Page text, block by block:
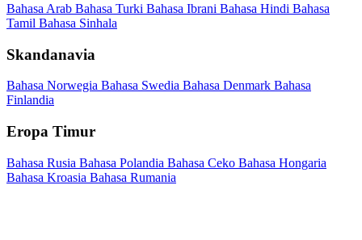
Bahasa Arab Bahasa Turki Bahasa Ibrani Bahasa Hindi Bahasa
Tamil Bahasa Sinhala
Skandanavia
Bahasa Norwegia Bahasa Swedia Bahasa Denmark Bahasa
Finlandia
Eropa Timur
Bahasa Rusia Bahasa Polandia Bahasa Ceko Bahasa Hongaria
Bahasa Kroasia Bahasa Rumania